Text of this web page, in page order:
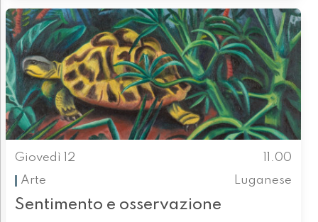
Giovedì 12
11.00
Arte
Luganese
Sentimento e osservazione